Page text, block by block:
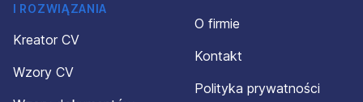
I ROZWIĄZANIA
Kreator CV
Wzory CV
O firmie
Kontakt
Polityka prywatności